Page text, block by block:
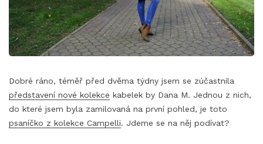
Dobré ráno, téměř před dvěma týdny jsem se zúčastnila
představení nové kolekce kabelek by Dana M. Jednou z nich,
do které jsem byla zamilovaná na první pohled, je toto
psaníčko z kolekce Campelli. Jdeme se na něj podívat?